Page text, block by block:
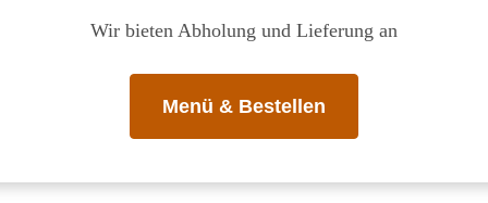
Wir bieten Abholung und Lieferung an
Menü & Bestellen